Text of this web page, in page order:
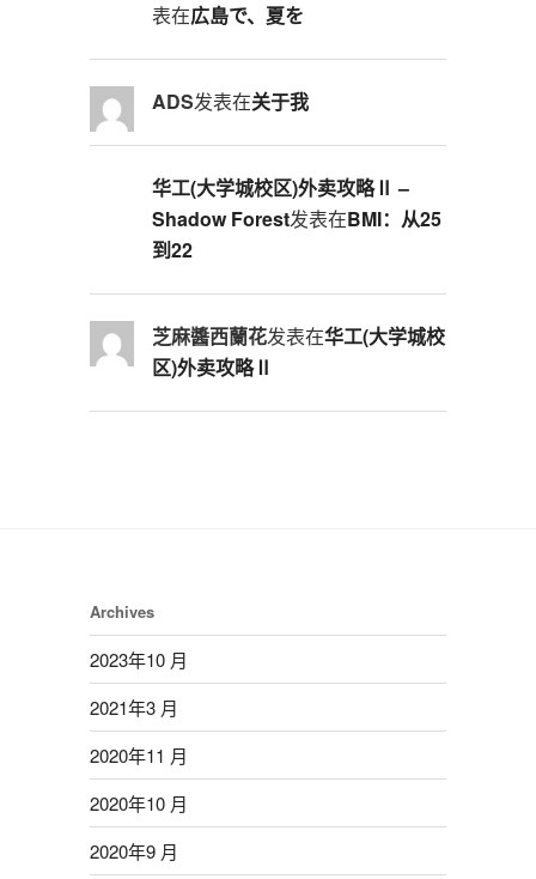
表在広島で、夏を
ADS发表在关于我
华工(大学城校区)外卖攻略Ⅱ –
Shadow Forest发表在BMI：从25
到22
芝麻醬西蘭花发表在华工(大学城校
区)外卖攻略Ⅱ
Archives
2023年10 月
2021年3 月
2020年11 月
2020年10 月
2020年9 月